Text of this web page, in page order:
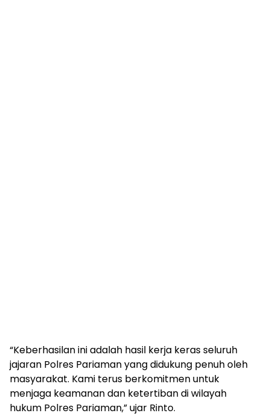
“Keberhasilan ini adalah hasil kerja keras seluruh
jajaran Polres Pariaman yang didukung penuh oleh
masyarakat. Kami terus berkomitmen untuk
menjaga keamanan dan ketertiban di wilayah
hukum Polres Pariaman,” ujar Rinto.